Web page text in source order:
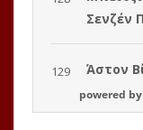
powered by